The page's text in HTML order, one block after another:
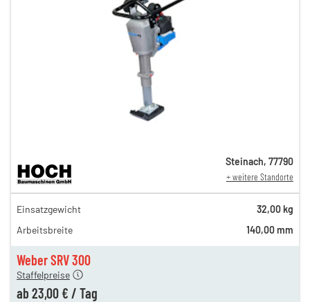
Weber SRV 300
40,00 €
34,00 €
27,00 €
Staffelpreise
ab 23,00 € / Tag
12,00 €
Steinach, 77790
+ weitere Standorte
Einsatzgewicht
32,00 kg
Arbeitsbreite
140,00 mm